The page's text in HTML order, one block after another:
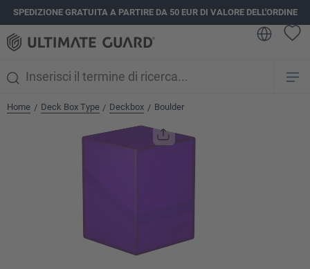
principale
SPEDIZIONE GRATUITA A PARTIRE DA 50 EUR DI VALORE DELL'ORDINE
Home / Deck Box Type / Deckbox / Boulder